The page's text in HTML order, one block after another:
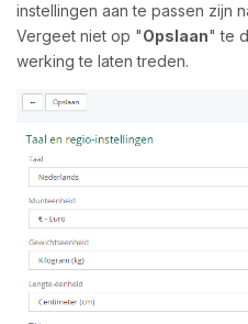
instellingen aan te passen zijn
Vergeet niet op "Opslaan" te
werking te laten treden.